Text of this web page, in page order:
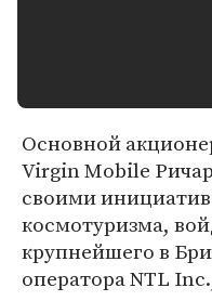
Основной
Virgin Mobile
своими
космотуризма,
крупнейшего в
оператора NTL